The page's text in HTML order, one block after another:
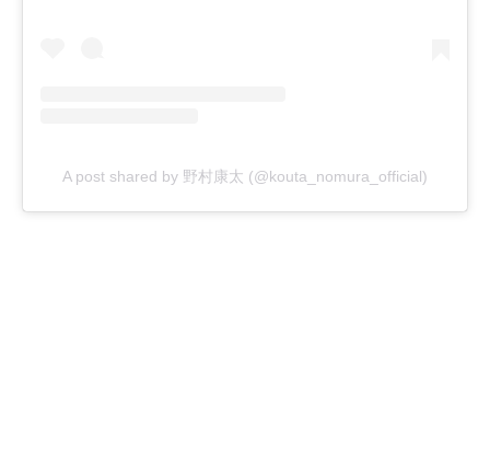
A post shared by 野村康太 (@kouta_nomura_official)